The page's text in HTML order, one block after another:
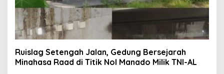
Ruislag Setengah Jalan, Gedung Bersejarah
Minahasa Raad di Titik Nol Manado Milik TNI-AL